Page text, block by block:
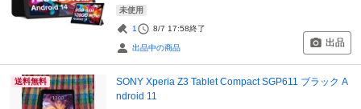
未使用
1 8/7 17:58終了
出品中の商品 出品
送料無料
SONY Xperia Z3 Tablet Compact SGP611 ブラック A
ndroid 11